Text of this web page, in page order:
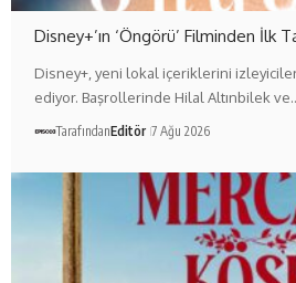
Disney+’ın ‘Öngörü’ Filminden İlk
Disney+, yeni lokal içeriklerini
ediyor. Başrollerinde Hilal Altınbilek
TarafındanEditör 7 Ağu 2026